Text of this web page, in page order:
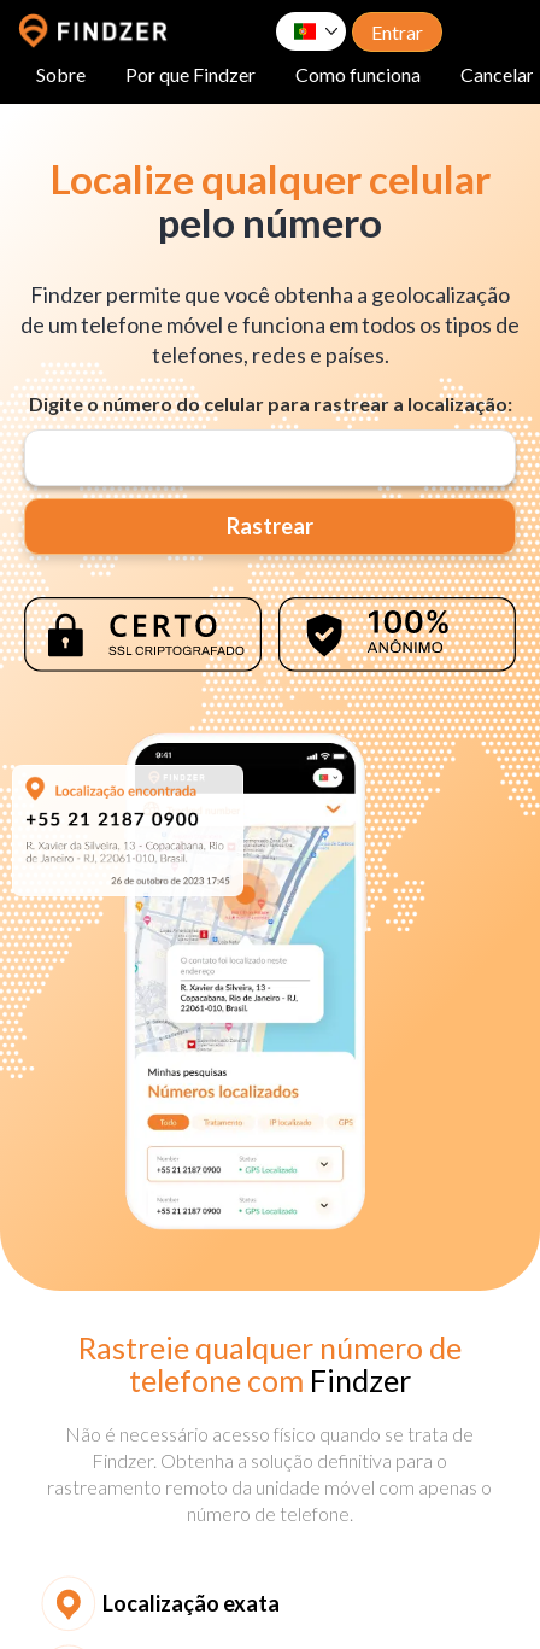
Sobre Por que Findzer Como funciona Cancelar
Entrar
Localize qualquer celular
pelo número
Findzer permite que você obtenha a geolocalização
de um telefone móvel e funciona em todos os tipos de
telefones, redes e países.
Digite o número do celular para rastrear a localização:
Rastrear
Rastreie qualquer número de
telefone com Findzer
Não é necessário acesso físico quando se trata de
Findzer. Obtenha a solução definitiva para o
rastreamento remoto da unidade móvel com apenas o
número de telefone.
Localização exata